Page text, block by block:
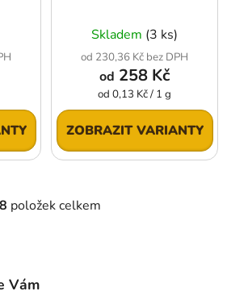
Skladem (3 ks)
od 230,36 Kč bez DPH
od 258 Kč
Měrná
cena:
od 0,13 Kč / 1 g
ZOBRAZIT VARIANTY
O
položek celkem
Vám